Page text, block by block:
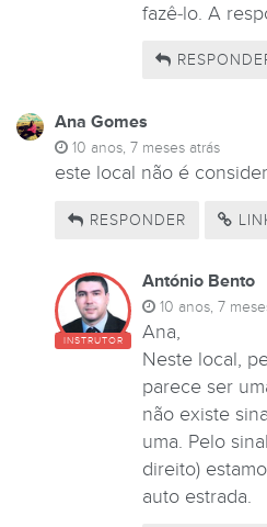
fazê-lo. A
Ana Gomes
10 anos, 7 meses atrás
este local não é
RESPONDER
INSTRUTOR
António Bento
10 anos, 7
Ana,
Neste local,
parece ser
não existe
uma. Pelo
direito)
auto estrada.